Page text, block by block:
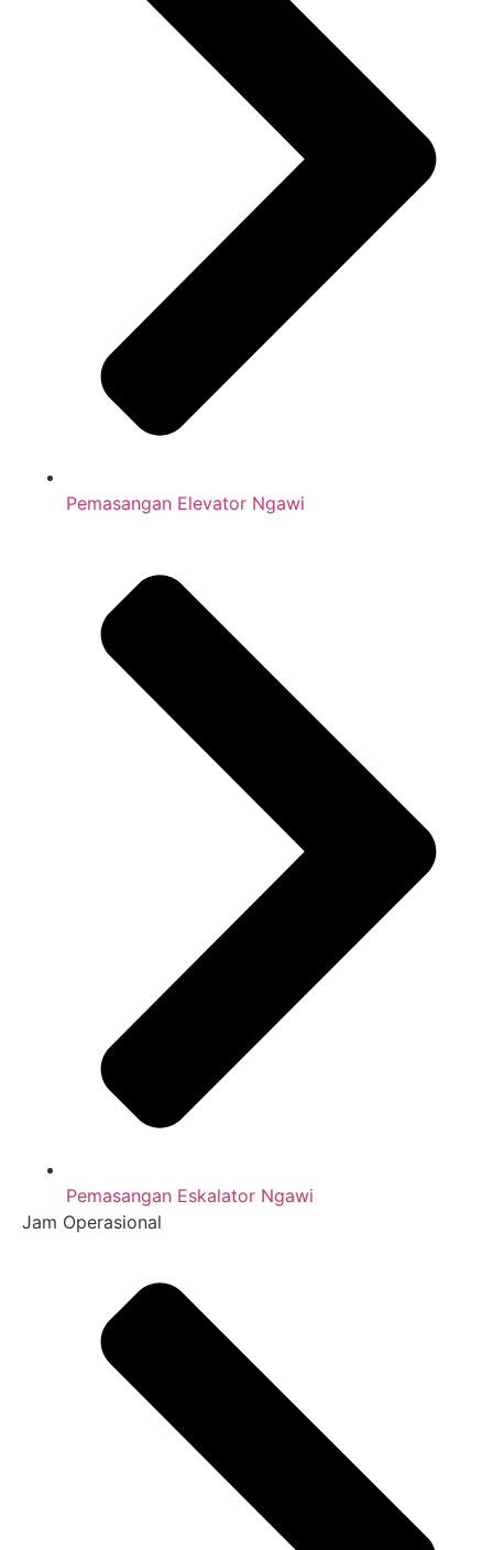
Pemasangan Elevator Ngawi
Pemasangan Eskalator Ngawi
Jam Operasional